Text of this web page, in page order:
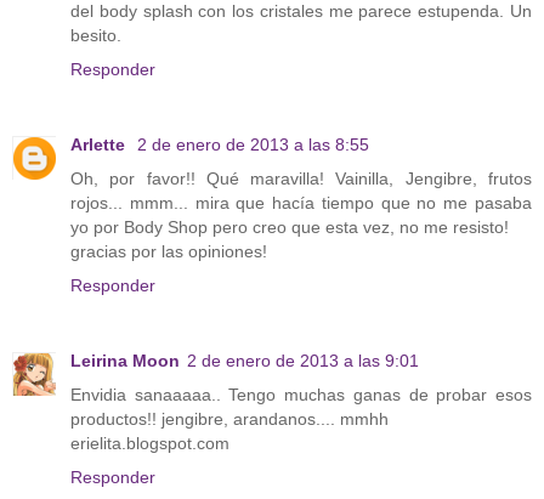
del body splash con los cristales me parece estupenda. Un
besito.
Responder
Arlette
2 de enero de 2013 a las 8:55
Oh, por favor!! Qué maravilla! Vainilla, Jengibre, frutos
rojos... mmm... mira que hacía tiempo que no me pasaba
yo por Body Shop pero creo que esta vez, no me resisto!
gracias por las opiniones!
Responder
Leirina Moon 2 de enero de 2013 a las 9:01
Envidia sanaaaaa.. Tengo muchas ganas de probar esos
productos!! jengibre, arandanos.... mmhh
erielita.blogspot.com
Responder